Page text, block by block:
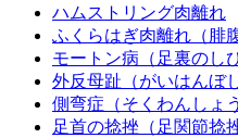
ハムストリング肉離れ
ふくらはぎ肉離れ（腓
モートン病（足裏のし
外反母趾（がいはんぼし
側弯症（そくわんしょう
足首の捻挫（足関節捻